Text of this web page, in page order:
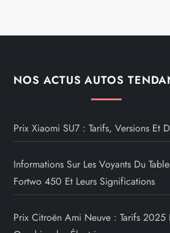
NOS ACTUS AUTOS
Prix Xiaomi SU7 : Tarifs, Versions Et
Informations Sur Les Voyants Du
Fortwo 450 Et Leurs Significations
Prix Citroën Ami Neuve : Tarifs 2025